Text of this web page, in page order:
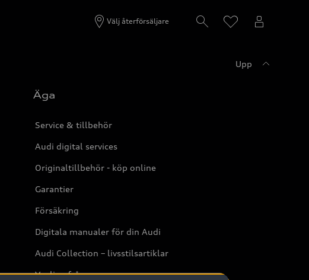
Välj återförsäljare
Upp
Äga
Service & tillbehör
Audi digital services
Originaltillbehör - köp online
Garantier
Försäkring
Digitala manualer för din Audi
Audi Collection – livsstilsartiklar
Vanliga frågor